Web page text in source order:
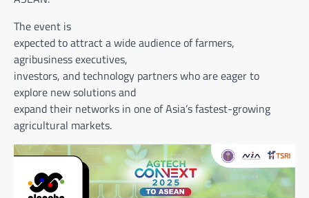
The event is
expected to attract a wide audience of farmers,
agribusiness executives,
investors, and technology partners who are eager to
explore new solutions and
expand their networks in one of Asia’s fastest-growing
agricultural markets.